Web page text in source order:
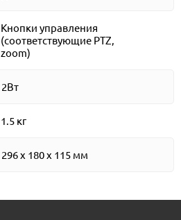
Кнопки управления
(соответствующие PTZ,
zoom)
2Вт
1.5 кг
296 x 180 x 115 мм